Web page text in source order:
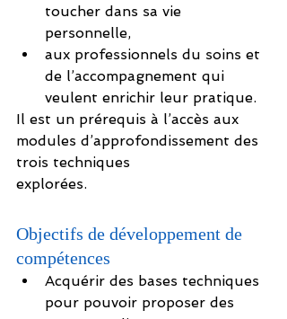
toucher dans sa vie
personnelle,
aux professionnels du soins et
de l’accompagnement qui
veulent enrichir leur pratique.
Il est un prérequis à l’accès aux
modules d’approfondissement des
trois techniques
explorées.
Objectifs de développement de
compétences
Acquérir des bases techniques
pour pouvoir proposer des